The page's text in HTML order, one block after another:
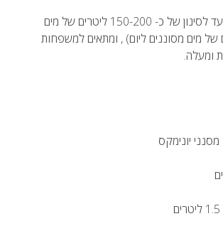
מסנן ה-יונימקס מיועד לסינון של כ- 150-200 ליטרים של מים
7 ליטרים של מים מסוננים ליום) , ומתאים למשפחות